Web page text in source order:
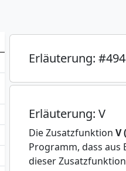
Erläuterung:
Erläuterung: V
Die Zusatzfunktion V
Programm, dass aus
dieser